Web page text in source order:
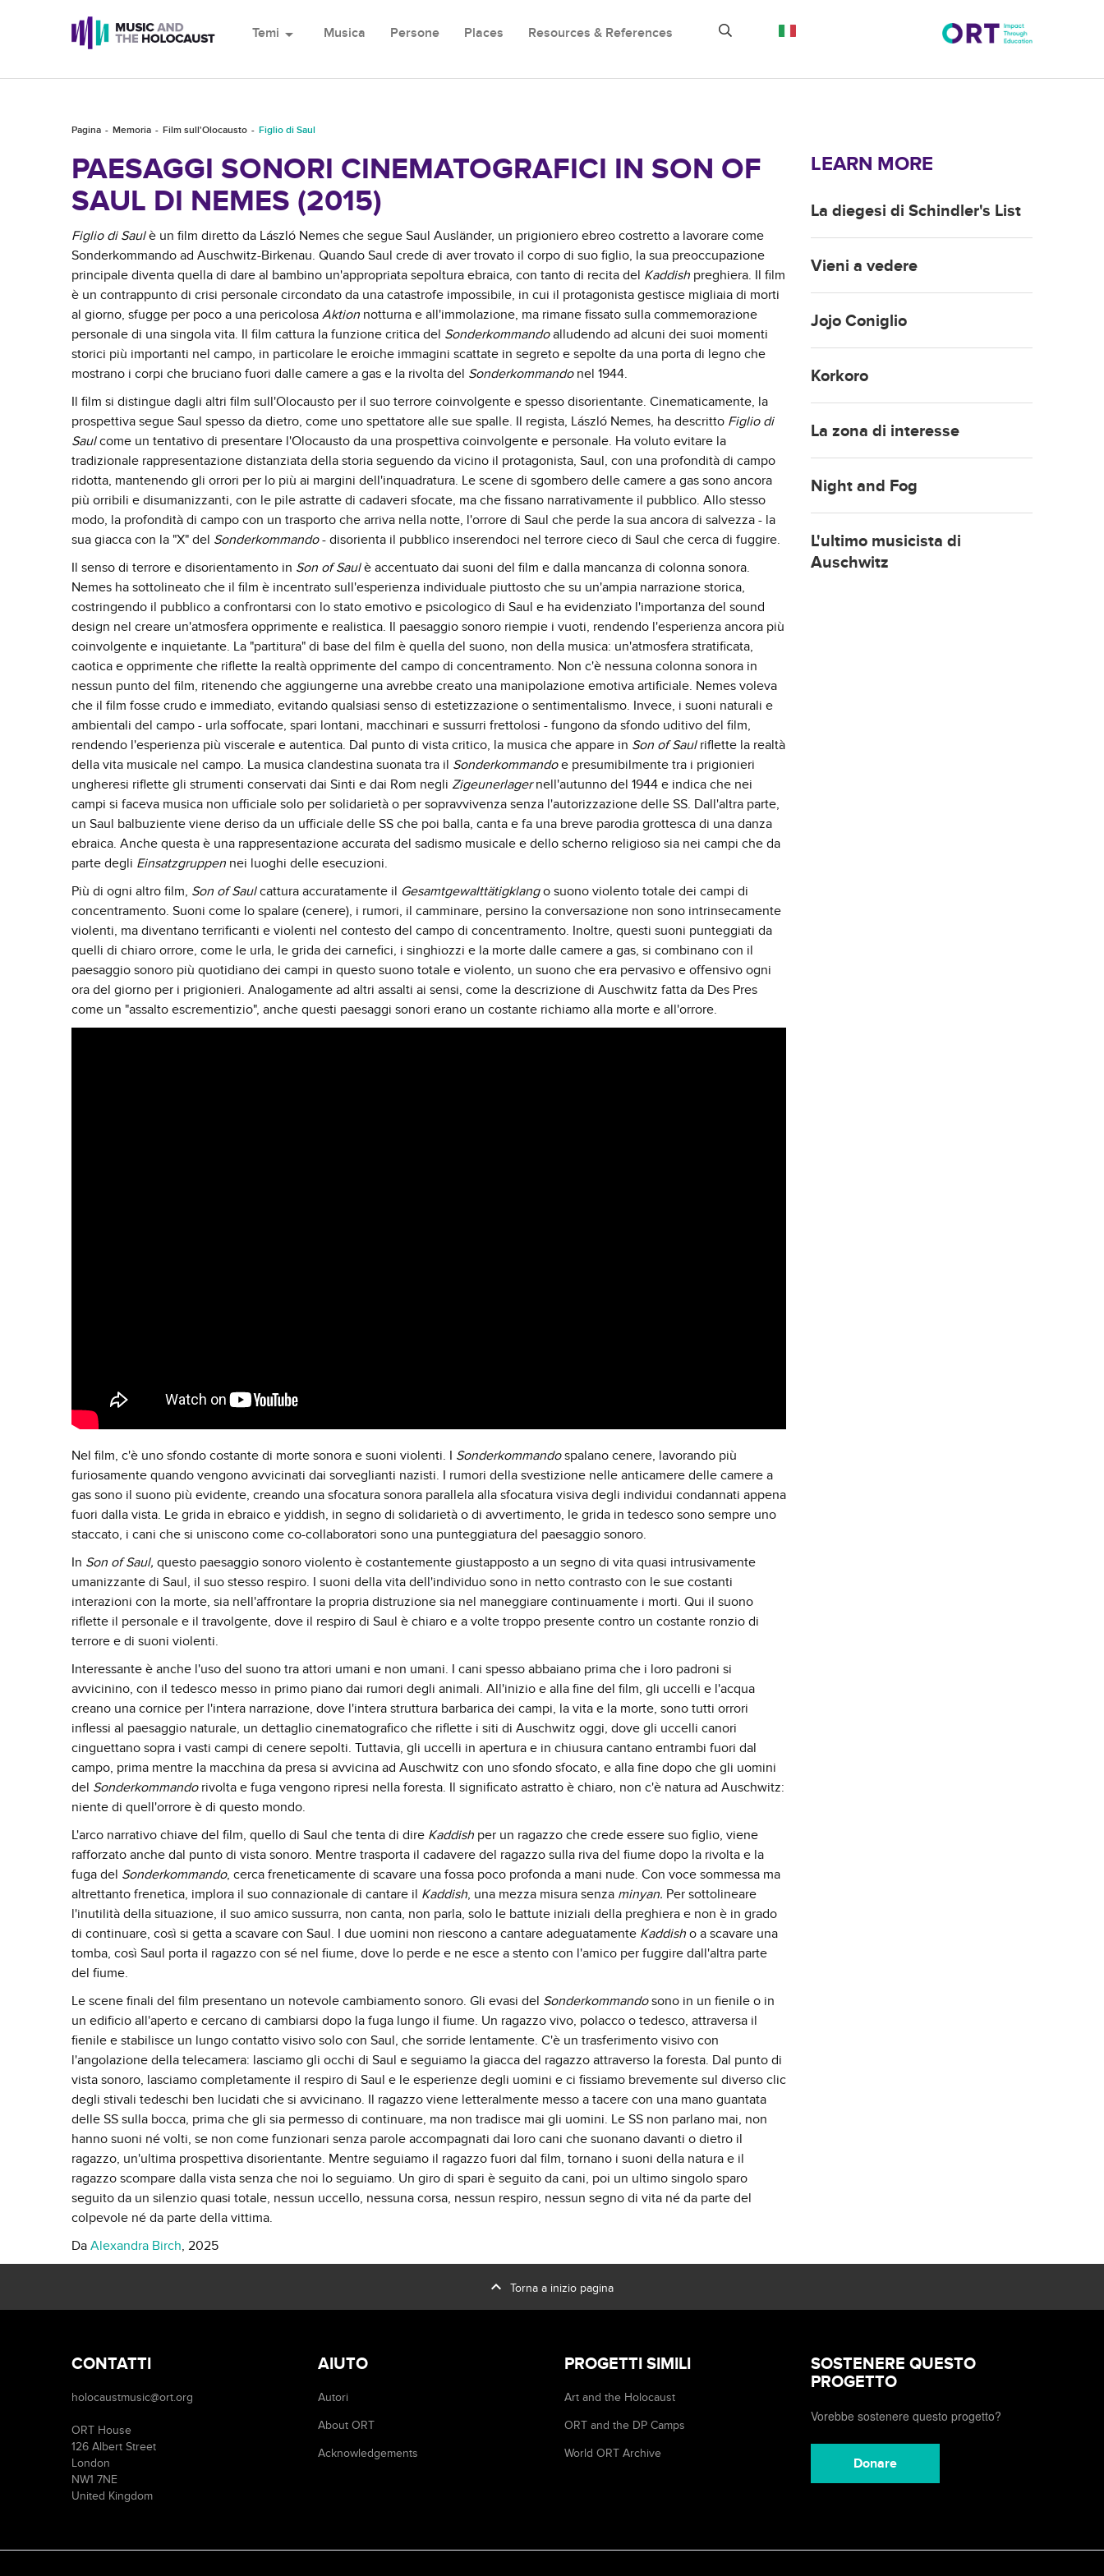
Temi arrow_drop_down Musica Persone Places Resources & References
Pagina Memoria Film sull'Olocausto Figlio di Saul
PAESAGGI SONORI CINEMATOGRAFICI IN SON OF
SAUL DI NEMES (2015)
Figlio di Saulè un film diretto da László Nemes che segue Saul Ausländer, un prigioniero ebreo costretto a lavorare come
Sonderkommando ad Auschwitz-Birkenau. Quando Saul crede di aver trovato il corpo di suo figlio, la sua preoccupazione
principale diventa quella di dare al bambino un'appropriata sepoltura ebraica, con tanto di recita del Kaddish preghiera. Il film
è un contrappunto di crisi personale circondato da una catastrofe impossibile, in cui il protagonista gestisce migliaia di morti
al giorno, sfugge per poco a una pericolosa Aktion notturna e all'immolazione, ma rimane fissato sulla commemorazione
personale di una singola vita. Il film cattura la funzione critica del Sonderkommandoalludendo ad alcuni dei suoi momenti
storici più importanti nel campo, in particolare le eroiche immagini scattate in segreto e sepolte da una porta di legno che
mostrano i corpi che bruciano fuori dalle camere a gas e la rivolta del Sonderkommando nel 1944.
Il film si distingue dagli altri film sull'Olocausto per il suo terrore coinvolgente e spesso disorientante. Cinematicamente, la
prospettiva segue Saul spesso da dietro, come uno spettatore alle sue spalle. Il regista, László Nemes, ha descritto Figlio di
Saulcome un tentativo di presentare l'Olocausto da una prospettiva coinvolgente e personale. Ha voluto evitare la
tradizionale rappresentazione distanziata della storia seguendo da vicino il protagonista, Saul, con una profondità di campo
ridotta, mantenendo gli orrori per lo più ai margini dell'inquadratura. Le scene di sgombero delle camere a gas sono ancora
più orribili e disumanizzanti, con le pile astratte di cadaveri sfocate, ma che fissano narrativamente il pubblico. Allo stesso
modo, la profondità di campo con un trasporto che arriva nella notte, l'orrore di Saul che perde la sua ancora di salvezza - la
sua giacca con la "X" del Sonderkommando- disorienta il pubblico inserendoci nel terrore cieco di Saul che cerca di fuggire.
Il senso di terrore e disorientamento in Son of Saulè accentuato dai suoni del film e dalla mancanza di colonna sonora.
Nemes ha sottolineato che il film è incentrato sull'esperienza individuale piuttosto che su un'ampia narrazione storica,
costringendo il pubblico a confrontarsi con lo stato emotivo e psicologico di Saul e ha evidenziato l'importanza del sound
design nel creare un'atmosfera opprimente e realistica. Il paesaggio sonoro riempie i vuoti, rendendo l'esperienza ancora più
coinvolgente e inquietante. La "partitura" di base del film è quella del suono, non della musica: un'atmosfera stratificata,
caotica e opprimente che riflette la realtà opprimente del campo di concentramento. Non c'è nessuna colonna sonora in
nessun punto del film, ritenendo che aggiungerne una avrebbe creato una manipolazione emotiva artificiale. Nemes voleva
che il film fosse crudo e immediato, evitando qualsiasi senso di estetizzazione o sentimentalismo. Invece, i suoni naturali e
ambientali del campo - urla soffocate, spari lontani, macchinari e sussurri frettolosi - fungono da sfondo uditivo del film,
rendendo l'esperienza più viscerale e autentica. Dal punto di vista critico, la musica che appare in Son of Saul riflette la realtà
della vita musicale nel campo. La musica clandestina suonata tra il Sonderkommandoe presumibilmente tra i prigionieri
ungheresi riflette gli strumenti conservati dai Sinti e dai Rom negli Zigeunerlagernell'autunno del 1944 e indica che nei
campi si faceva musica non ufficiale solo per solidarietà o per sopravvivenza senza l'autorizzazione delle SS. Dall'altra parte,
un Saul balbuziente viene deriso da un ufficiale delle SS che poi balla, canta e fa una breve parodia grottesca di una danza
ebraica. Anche questa è una rappresentazione accurata del sadismo musicale e dello scherno religioso sia nei campi che da
parte degli Einsatzgruppen nei luoghi delle esecuzioni.
Più di ogni altro film, Son of Saulcattura accuratamente il Gesamtgewalttätigklango suono violento totale dei campi di
concentramento. Suoni come lo spalare (cenere), i rumori, il camminare, persino la conversazione non sono intrinsecamente
violenti, ma diventano terrificanti e violenti nel contesto del campo di concentramento. Inoltre, questi suoni punteggiati da
quelli di chiaro orrore, come le urla, le grida dei carnefici, i singhiozzi e la morte dalle camere a gas, si combinano con il
paesaggio sonoro più quotidiano dei campi in questo suono totale e violento, un suono che era pervasivo e offensivo ogni
ora del giorno per i prigionieri. Analogamente ad altri assalti ai sensi, come la descrizione di Auschwitz fatta da Des Pres
come un "assalto escrementizio", anche questi paesaggi sonori erano un costante richiamo alla morte e all'orrore.
Nel film, c'è uno sfondo costante di morte sonora e suoni violenti. I Sonderkommandospalano cenere, lavorando più
furiosamente quando vengono avvicinati dai sorveglianti nazisti. I rumori della svestizione nelle anticamere delle camere a
gas sono il suono più evidente, creando una sfocatura sonora parallela alla sfocatura visiva degli individui condannati appena
fuori dalla vista. Le grida in ebraico e yiddish, in segno di solidarietà o di avvertimento, le grida in tedesco sono sempre uno
staccato, i cani che si uniscono come co-collaboratori sono una punteggiatura del paesaggio sonoro.
In Son of Saul, questo paesaggio sonoro violento è costantemente giustapposto a un segno di vita quasi intrusivamente
umanizzante di Saul, il suo stesso respiro. I suoni della vita dell'individuo sono in netto contrasto con le sue costanti
interazioni con la morte, sia nell'affrontare la propria distruzione sia nel maneggiare continuamente i morti. Qui il suono
riflette il personale e il travolgente, dove il respiro di Saul è chiaro e a volte troppo presente contro un costante ronzio di
terrore e di suoni violenti.
Interessante è anche l'uso del suono tra attori umani e non umani. I cani spesso abbaiano prima che i loro padroni si
avvicinino, con il tedesco messo in primo piano dai rumori degli animali. All'inizio e alla fine del film, gli uccelli e l'acqua
creano una cornice per l'intera narrazione, dove l'intera struttura barbarica dei campi, la vita e la morte, sono tutti orrori
inflessi al paesaggio naturale, un dettaglio cinematografico che riflette i siti di Auschwitz oggi, dove gli uccelli canori
cinguettano sopra i vasti campi di cenere sepolti. Tuttavia, gli uccelli in apertura e in chiusura cantano entrambi fuori dal
campo, prima mentre la macchina da presa si avvicina ad Auschwitz con uno sfondo sfocato, e alla fine dopo che gli uomini
del Sonderkommando rivolta e fuga vengono ripresi nella foresta. Il significato astratto è chiaro, non c'è natura ad Auschwitz:
niente di quell'orrore è di questo mondo.
L'arco narrativo chiave del film, quello di Saul che tenta di dire Kaddish per un ragazzo che crede essere suo figlio, viene
rafforzato anche dal punto di vista sonoro. Mentre trasporta il cadavere del ragazzo sulla riva del fiume dopo la rivolta e la
fuga del Sonderkommando, cerca freneticamente di scavare una fossa poco profonda a mani nude. Con voce sommessa ma
altrettanto frenetica, implora il suo connazionale di cantare il Kaddish, una mezza misura senza minyan. Per sottolineare
l'inutilità della situazione, il suo amico sussurra, non canta, non parla, solo le battute iniziali della preghiera e non è in grado
di continuare, così si getta a scavare con Saul. I due uomini non riescono a cantare adeguatamente Kaddish o a scavare una
tomba, così Saul porta il ragazzo con sé nel fiume, dove lo perde e ne esce a stento con l'amico per fuggire dall'altra parte
del fiume.
Le scene finali del film presentano un notevole cambiamento sonoro. Gli evasi del Sonderkommandosono in un fienile o in
un edificio all'aperto e cercano di cambiarsi dopo la fuga lungo il fiume. Un ragazzo vivo, polacco o tedesco, attraversa il
fienile e stabilisce un lungo contatto visivo solo con Saul, che sorride lentamente. C'è un trasferimento visivo con
l'angolazione della telecamera: lasciamo gli occhi di Saul e seguiamo la giacca del ragazzo attraverso la foresta. Dal punto di
vista sonoro, lasciamo completamente il respiro di Saul e le esperienze degli uomini e ci fissiamo brevemente sul diverso clic
degli stivali tedeschi ben lucidati che si avvicinano. Il ragazzo viene letteralmente messo a tacere con una mano guantata
delle SS sulla bocca, prima che gli sia permesso di continuare, ma non tradisce mai gli uomini. Le SS non parlano mai, non
hanno suoni né volti, se non come funzionari senza parole accompagnati dai loro cani che suonano davanti o dietro il
ragazzo, un'ultima prospettiva disorientante. Mentre seguiamo il ragazzo fuori dal film, tornano i suoni della natura e il
ragazzo scompare dalla vista senza che noi lo seguiamo. Un giro di spari è seguito da cani, poi un ultimo singolo sparo
seguito da un silenzio quasi totale, nessun uccello, nessuna corsa, nessun respiro, nessun segno di vita né da parte del
colpevole né da parte della vittima.
Da Alexandra Birch, 2025
LEARN MORE
La diegesi di Schindler's List
Vieni a vedere
Jojo Coniglio
Korkoro
La zona di interesse
Night and Fog
L'ultimo musicista di
Auschwitz
expand_less Torna a inizio pagina
CONTATTI
holocaustmusic@ort.org
ORT House
126 Albert Street
London
NW1 7NE
United Kingdom
AIUTO
Autori
About ORT
Acknowledgements
PROGETTI SIMILI
Art and the Holocaust
ORT and the DP Camps
World ORT Archive
SOSTENERE QUESTO
PROGETTO
Vorebbe sostenere questo progetto?
Donare